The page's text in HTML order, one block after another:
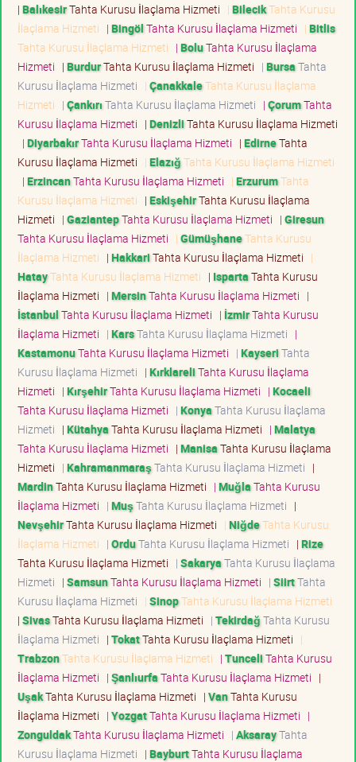
| BalıkesirTahta Kurusu İlaçlama Hizmeti | BilecikTahta Kurusu
İlaçlama Hizmeti | BingölTahta Kurusu İlaçlama Hizmeti | Bitlis
Tahta Kurusu İlaçlama Hizmeti | BoluTahta Kurusu İlaçlama
Hizmeti | BurdurTahta Kurusu İlaçlama Hizmeti | BursaTahta
Kurusu İlaçlama Hizmeti | ÇanakkaleTahta Kurusu İlaçlama
Hizmeti | ÇankırıTahta Kurusu İlaçlama Hizmeti | ÇorumTahta
Kurusu İlaçlama Hizmeti | DenizliTahta Kurusu İlaçlama Hizmeti
| DiyarbakırTahta Kurusu İlaçlama Hizmeti | EdirneTahta
Kurusu İlaçlama Hizmeti | ElazığTahta Kurusu İlaçlama Hizmeti
| ErzincanTahta Kurusu İlaçlama Hizmeti | ErzurumTahta
Kurusu İlaçlama Hizmeti | EskişehirTahta Kurusu İlaçlama
Hizmeti | GaziantepTahta Kurusu İlaçlama Hizmeti | Giresun
Tahta Kurusu İlaçlama Hizmeti | GümüşhaneTahta Kurusu
İlaçlama Hizmeti | HakkariTahta Kurusu İlaçlama Hizmeti |
HatayTahta Kurusu İlaçlama Hizmeti | IspartaTahta Kurusu
İlaçlama Hizmeti | MersinTahta Kurusu İlaçlama Hizmeti |
İstanbulTahta Kurusu İlaçlama Hizmeti | İzmirTahta Kurusu
İlaçlama Hizmeti | KarsTahta Kurusu İlaçlama Hizmeti |
KastamonuTahta Kurusu İlaçlama Hizmeti | KayseriTahta
Kurusu İlaçlama Hizmeti | KırklareliTahta Kurusu İlaçlama
Hizmeti | KırşehirTahta Kurusu İlaçlama Hizmeti | Kocaeli
Tahta Kurusu İlaçlama Hizmeti | KonyaTahta Kurusu İlaçlama
Hizmeti | KütahyaTahta Kurusu İlaçlama Hizmeti | Malatya
Tahta Kurusu İlaçlama Hizmeti | ManisaTahta Kurusu İlaçlama
Hizmeti | KahramanmaraşTahta Kurusu İlaçlama Hizmeti |
MardinTahta Kurusu İlaçlama Hizmeti | MuğlaTahta Kurusu
İlaçlama Hizmeti | MuşTahta Kurusu İlaçlama Hizmeti |
NevşehirTahta Kurusu İlaçlama Hizmeti | NiğdeTahta Kurusu
İlaçlama Hizmeti | OrduTahta Kurusu İlaçlama Hizmeti | Rize
Tahta Kurusu İlaçlama Hizmeti | SakaryaTahta Kurusu İlaçlama
Hizmeti | SamsunTahta Kurusu İlaçlama Hizmeti | SiirtTahta
Kurusu İlaçlama Hizmeti | SinopTahta Kurusu İlaçlama Hizmeti
| SivasTahta Kurusu İlaçlama Hizmeti | TekirdağTahta Kurusu
İlaçlama Hizmeti | TokatTahta Kurusu İlaçlama Hizmeti |
TrabzonTahta Kurusu İlaçlama Hizmeti | TunceliTahta Kurusu
İlaçlama Hizmeti | ŞanlıurfaTahta Kurusu İlaçlama Hizmeti |
UşakTahta Kurusu İlaçlama Hizmeti | VanTahta Kurusu
İlaçlama Hizmeti | YozgatTahta Kurusu İlaçlama Hizmeti |
ZonguldakTahta Kurusu İlaçlama Hizmeti | AksarayTahta
Kurusu İlaçlama Hizmeti | BayburtTahta Kurusu İlaçlama